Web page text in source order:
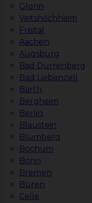
Glonn
Veitshöchheim
Freital
Aachen
Augsburg
Bad Dürrenberg
Bad Liebenzell
Barth
Bergheim
Berlin
Blaustein
Blumberg
Bochum
Bonn
Bremen
Büren
Celle